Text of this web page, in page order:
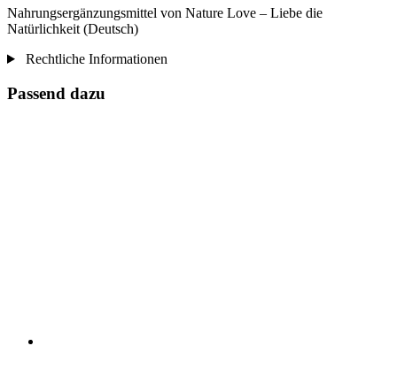
Nahrungsergänzungsmittel von Nature Love – Liebe die
Natürlichkeit (Deutsch)
Rechtliche Informationen
Passend dazu